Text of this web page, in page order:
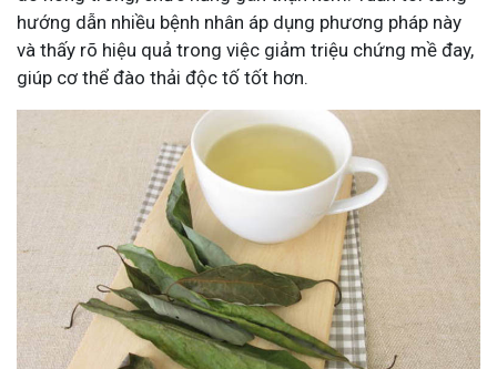
hướng dẫn nhiều bệnh nhân áp dụng phương pháp này
và thấy rõ hiệu quả trong việc giảm triệu chứng mề đay,
giúp cơ thể đào thải độc tố tốt hơn.